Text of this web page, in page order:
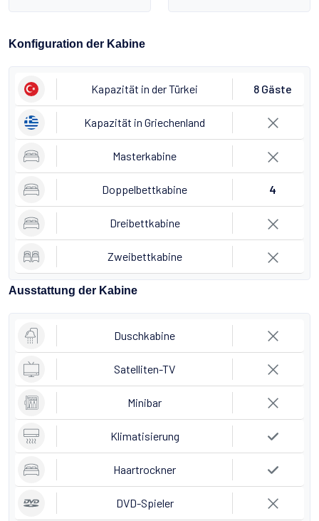
Konfiguration der Kabine
Kapazität in der Türkei 8 Gäste
Kapazität in Griechenland
Masterkabine
Doppelbettkabine 4
Dreibettkabine
Zweibettkabine
Ausstattung der Kabine
Duschkabine
Satelliten-TV
Minibar
Klimatisierung
Haartrockner
DVD-Spieler